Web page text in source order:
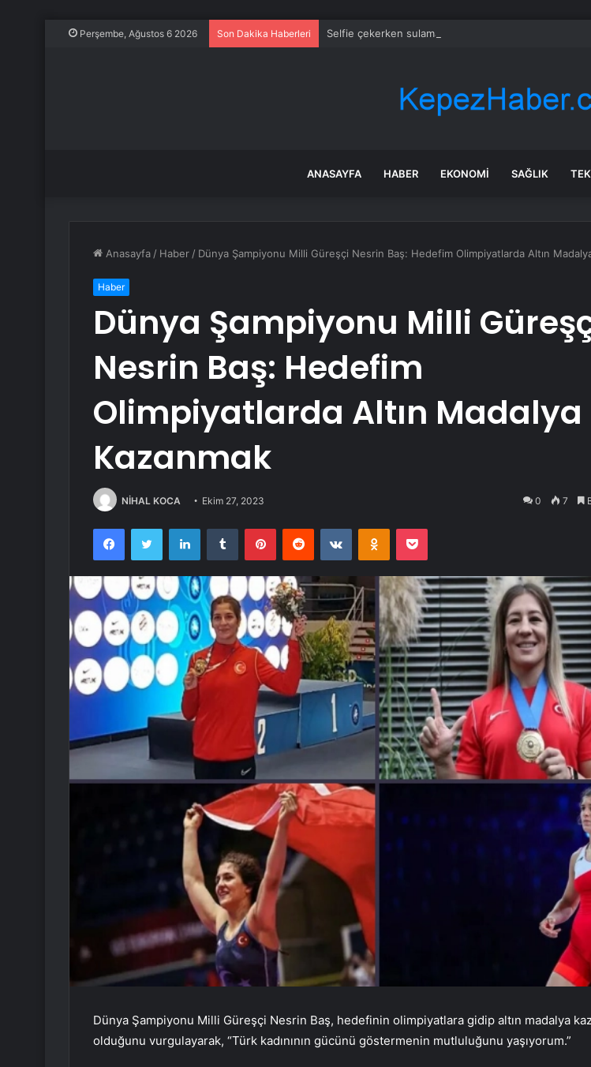
Perşembe, Ağustos 6 2026 Son Dakika Haberleri Selfie çekerken sulama kanalına düştü
ANASAYFA HABER EKONOMI SAĞLIK
Anasayfa / Haber / Dünya Şampiyonu Milli Güreşçi Nesrin Baş: Hedefim Olimpiyatlarda Altın
Haber
Dünya Şampiyonu Milli
Nesrin Baş: Hedefim
Olimpiyatlarda Altın Madalya
Kazanmak
NİHAL KOCA Ekim 27, 2023 0 7
FacebookTwitter LinkedInTumblr PinterestReddit VKontakteOdnoklassniki
Pocket
Dünya Şampiyonu Milli Güreşçi Nesrin Baş, hedefinin olimpiyatlara gidip altın madalya
olduğunu vurgulayarak, “Türk kadınının gücünü göstermenin mutluluğunu yaşıyorum.”